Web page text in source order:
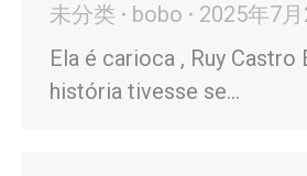
未分类
bobo
2025年7月
Ela é carioca , Ruy Castro
história tivesse se…